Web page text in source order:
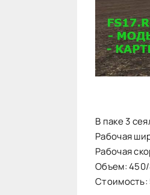
В паке 3
Рабочая
Рабочая
Объем: